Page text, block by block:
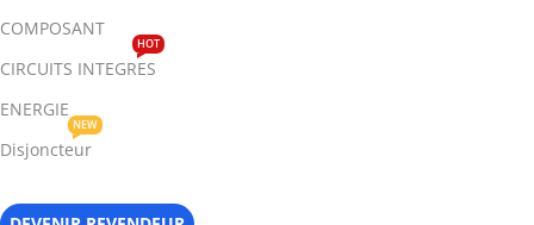
COMPOSANT
CIRCUITS INTEGRES
HOT
ENERGIE
Disjoncteur
NEW